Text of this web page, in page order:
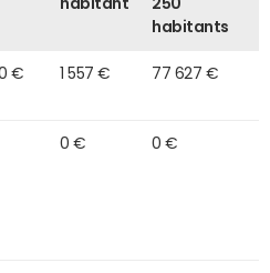
habitants
€ 1 557 € 77 627 €
0 € 0 €